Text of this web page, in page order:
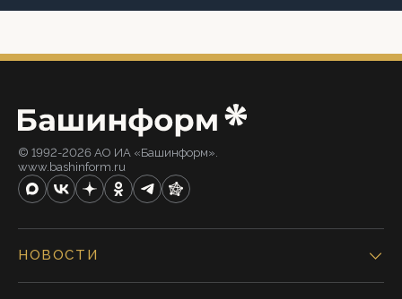
© 1992-2026 АО ИА «Башинформ».
www.bashinform.ru
НОВОСТИ